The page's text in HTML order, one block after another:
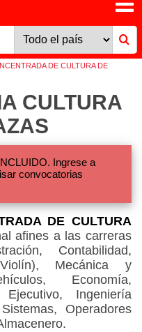
DE CULTURA DE
CULTURA
Ingrese a
convocatorias
DE CULTURA
afines a las carreras
Contabilidad,
Mecánica y
Economía,
Ejecutivo, Ingeniería
Operadores